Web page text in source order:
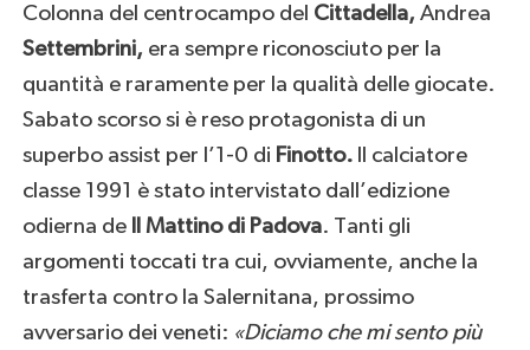
Colonna del centrocampo del Cittadella, Andrea
Settembrini, era sempre riconosciuto per la
quantità e raramente per la qualità delle giocate.
Sabato scorso si è reso protagonista di un
superbo assist per l’1-0 di Finotto.Il calciatore
classe 1991 è stato intervistato dall’edizione
odierna de
Il Mattino di Padova. Tanti gli
argomenti toccati tra cui, ovviamente, anche la
trasferta contro la Salernitana, prossimo
avversario dei veneti: «Diciamo che mi sento più